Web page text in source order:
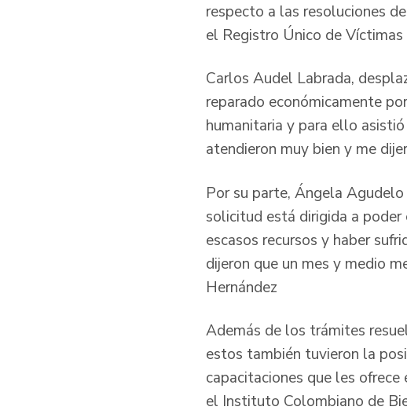
respecto a las resoluciones
el Registro Único de Víctimas
Carlos Audel Labrada,
reparado económicamente
humanitaria y para ello
atendieron muy bien y me
Por su parte, Ángela
solicitud está dirigida a poder
escasos recursos y haber
dijeron que un mes y medio
Hernández
Además de los trámites
estos también tuvieron la
capacitaciones que les
el Instituto Colombiano de